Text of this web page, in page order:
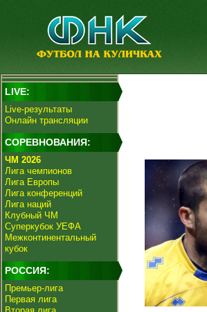
LIVE:
Live-результаты
Онлайн трансляции
СОРЕВНОВАНИЯ:
ЧМ 2026
Лига чемпионов
Лига Европы
Лига конференций
Лига наций
Клубный ЧМ
Суперкубок УЕФА
Межконтинентальный
кубок
РОССИЯ:
Премьер-лига
Первая лига